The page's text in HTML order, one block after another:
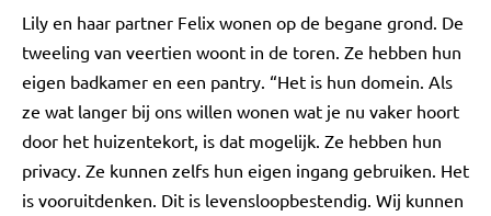
Lily en haar partner Felix wonen op de begane grond. De
tweeling van veertien woont in de toren. Ze hebben hun
eigen badkamer en een pantry. “Het is hun domein. Als
ze wat langer bij ons willen wonen wat je nu vaker hoort
door het huizentekort, is dat mogelijk. Ze hebben hun
privacy. Ze kunnen zelfs hun eigen ingang gebruiken. Het
is vooruitdenken. Dit is levensloopbestendig. Wij kunnen